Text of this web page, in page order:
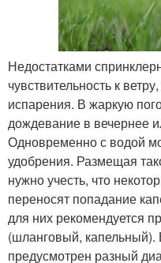
Недостатками
чувствительность к
испарения. В жаркую
дождевание в вечернее
Одновременно с водой
удобрения. Размещая
нужно учесть, что
переносят попадание
для них рекомендуется
(шланговый, капельный).
предусмотрен разный